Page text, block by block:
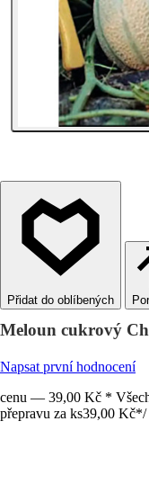
Meloun cukrový
Napsat první hodnocení
cenu — 39,00 Kč *
přepravu za ks39,00 Kč*/